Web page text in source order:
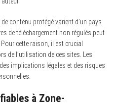
contenu protégé varient d’un pays
de téléchargement non régulés peut
cette raison, il est crucial
de l’utilisation de ces sites. Les
implications légales et des risques
à Zone-